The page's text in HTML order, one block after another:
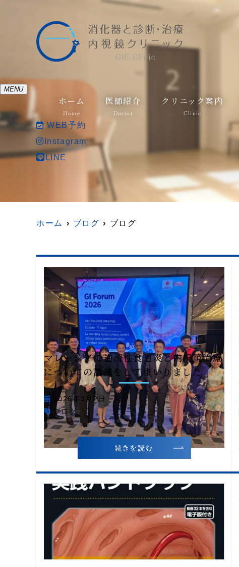
MENU
ホーム
Home
医師紹介
Doctor
クリニック案内
Clinic
WEB予約
Instagram
LINE
ホーム ブログ ブログ
マレーシアで逆流性食道炎と内視鏡治療
についての講演をしてまいりました
2026年3月2日
ブログ
続きを読む